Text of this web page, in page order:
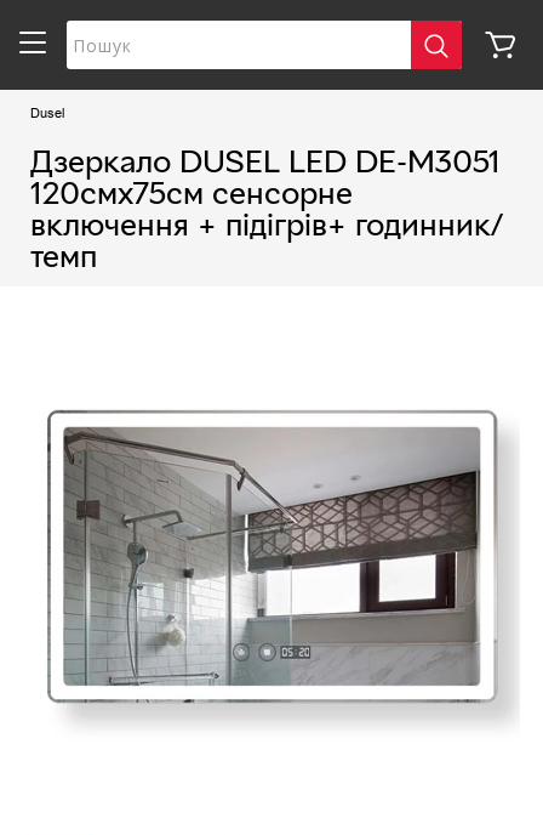
Dusel
Дзеркало DUSEL LED DE-M3051
120смх75см сенсорне
включення + підігрів+ годинник/
темп